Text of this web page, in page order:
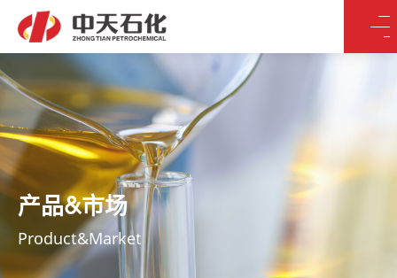
产品&市场
Product&Market